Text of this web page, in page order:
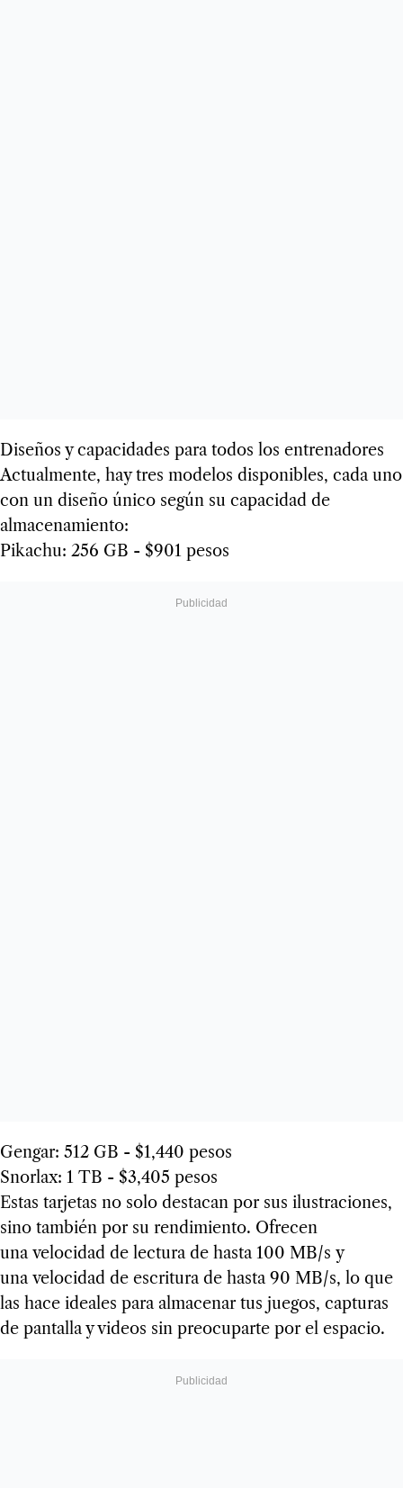
Diseños y capacidades para todos los entrenadores
Actualmente, hay tres modelos disponibles, cada uno
con un diseño único según su capacidad de
almacenamiento:
Pikachu: 256 GB - $901 pesos
Gengar: 512 GB - $1,440 pesos
Snorlax: 1 TB - $3,405 pesos
Estas tarjetas no solo destacan por sus ilustraciones,
sino también por su rendimiento. Ofrecen
una velocidad de lectura de hasta 100 MB/s y
una velocidad de escritura de hasta 90 MB/s, lo que
las hace ideales para almacenar tus juegos, capturas
de pantalla y videos sin preocuparte por el espacio.